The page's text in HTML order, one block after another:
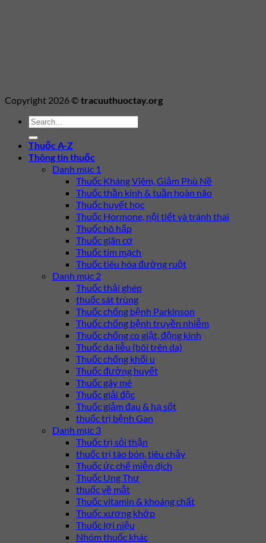
Copyright 2026 © tracuuthuoctay.org
Thuốc A-Z
Thông tin thuốc
Danh mục 1
Thuốc Kháng Viêm, Giảm Phù Nề
Thuốc thần kinh & tuần hoàn não
Thuốc huyết học
Thuốc Hormone, nội tiết và tránh thai
Thuốc hô hấp
Thuốc giãn cơ
Thuốc tim mạch
Thuốc tiêu hóa đường ruột
Danh mục 2
Thuốc thải ghép
thuốc sát trùng
Thuốc chống bệnh Parkinson
Thuốc chống bệnh truyền nhiễm
Thuốc chống co giật, động kinh
Thuốc da liễu (bôi trên da)
Thuốc chống khối u
Thuốc đường huyết
Thuốc gây mê
Thuốc giải độc
Thuốc giảm đau & hạ sốt
thuốc trị bệnh Gan
Danh mục 3
Thuốc trị sỏi thận
thuốc trị táo bón, tiêu chảy
Thuốc ức chế miễn dịch
Thuốc Ung Thư
thuốc về mắt
Thuốc vitamin & khoáng chất
Thuốc xương khớp
Thuốc lợi niệu
Nhóm thuốc khác